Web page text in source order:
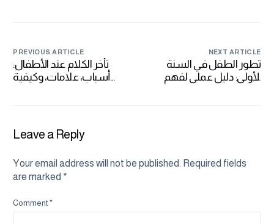
PREVIOUS ARTICLE
تأخر الكلام عند الأطفال:
أسباب، علامات، وكيفية
NEXT ARTICLE
تطور الطفل في السنة
الأولى: دليل عملي لفهم
Leave a Reply
Your email address will not be published. Required fields
are marked *
Comment*